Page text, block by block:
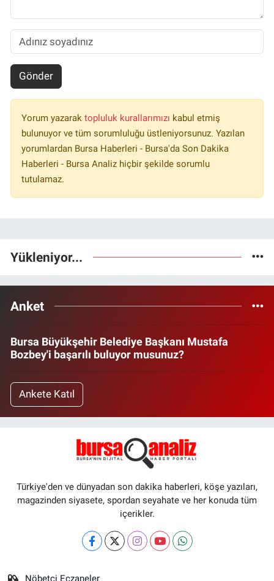
Gönder
Yorum yazarak topluluk kurallarımızı kabul etmiş
bulunuyor ve tüm sorumluluğu üstleniyorsunuz. Yazılan
yorumlardan Bursa Haberleri - Bursa'da Son Dakika
Haberleri - Bursa Analiz hiçbir şekilde sorumlu
tutulamaz.
Yükleniyor...
Anket
Bursa Büyükşehir Belediye Başkanı Mustafa
Bozbey'i başarılı buluyor musunuz?
Ankete Katıl
Türkiye'den ve dünyadan son dakika haberleri, köşe yazıları,
magazinden siyasete, spordan seyahate ve her konuda tüm
içerikler.
Nöbetçi Eczaneler